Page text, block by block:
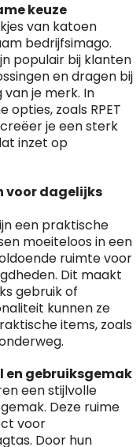
keuze
van katoen
bedrijfsimago.
populair bij klanten
en dragen bij
je merk. In
zoals RPET
je een sterk
inzet op
voor dagelijks
een praktische
moeiteloos in een
ruimte voor
Dit maakt
gebruik of
kunnen ze
items, zoals
en gebruiksgemak
een stijlvolle
Deze ruime
voor
Door hun